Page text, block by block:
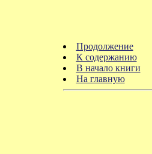
Продолжение
К содержанию
В начало книги
На главную